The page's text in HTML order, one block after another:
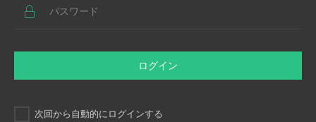
ログイン
次回から自動的にログインする